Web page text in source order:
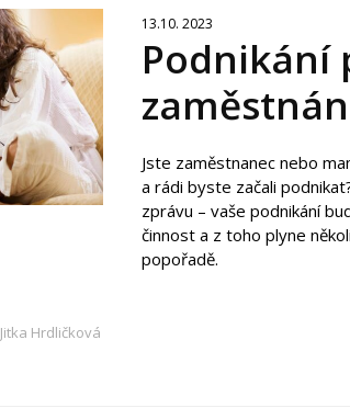
13.10. 2023
Podnikání
Jste zaměstnanec nebo
a rádi byste začali
zprávu – vaše podnikání
činnost a z toho plyne
popořadě.
Jitka Hrdličková